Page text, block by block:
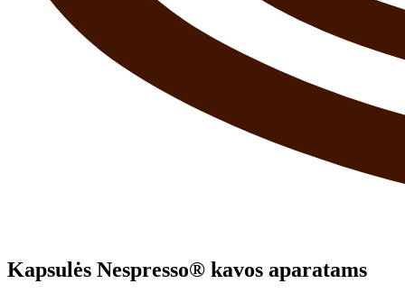
Kapsulės Nespresso® kavos aparatams